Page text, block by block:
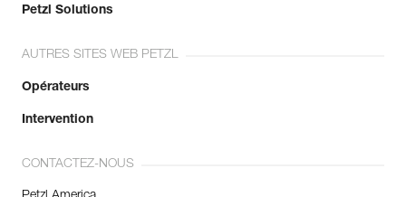
Petzl Solutions
AUTRES SITES WEB PETZL
Opérateurs
Intervention
CONTACTEZ-NOUS